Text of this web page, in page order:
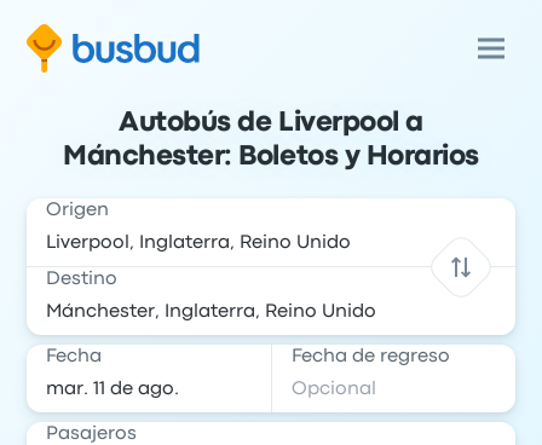
Autobús de Liverpool a
Mánchester: Boletos y Horarios
Origen
Destino
Fecha Fecha de regreso
Pasajeros